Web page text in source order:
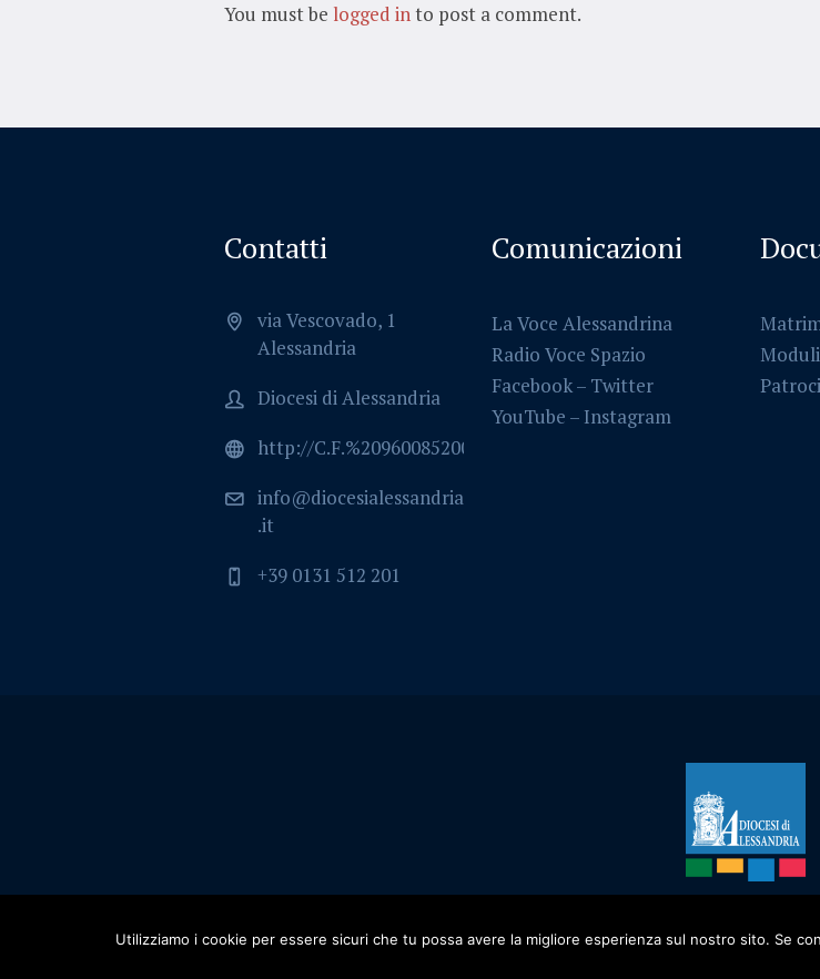
You must be logged into post a comment.
Contatti
via Vescovado, 1
Alessandria
Diocesi di Alessandria
http://C.F.%2096008520064
info@diocesialessandria
.it
+39 0131 512 201
Comunicazioni
La Voce Alessandrina
Radio Voce Spazio
Facebook– Twitter
YouTube – Instagram
Privacy Policy/ Diocesi di
Utilizziamo i cookie per essere sicuri che tu possa avere la migliore esperienza sul nostro sito. Se